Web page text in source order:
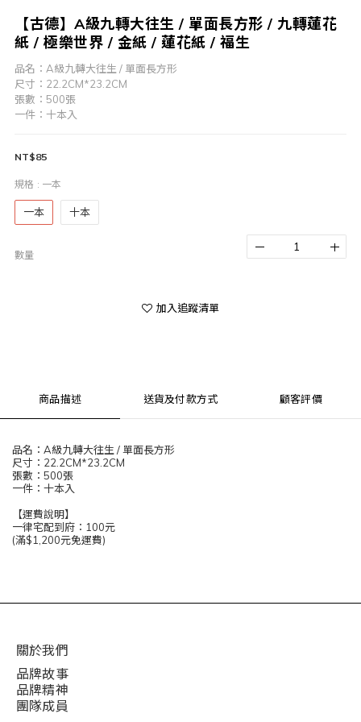
【古德】A級九轉大往生 / 單面長方形 / 九轉蓮花
紙 / 極樂世界 / 金紙 / 蓮花紙 / 福生
品名：A級九轉大往生 / 單面長方形
尺寸：22.2CM*23.2CM
張數：500張
一件：十本入
NT$85
規格 : 一本
一本 十本
數量
加入追蹤清單
商品描述 送貨及付款方式 顧客評價
品名：A級九轉大往生 / 單面長方形
尺寸：22.2CM*23.2CM
張數：500張
一件：十本入
【運費說明】
一律宅配到府：100元
(滿$1,200元免運費)
關於我們
品牌故事
品牌精神
團隊成員